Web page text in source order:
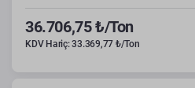
36.706,75 ₺/Ton
KDV Hariç: 33.369,77 ₺/Ton